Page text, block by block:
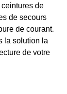
de
de secours
de courant.
la solution la
de votre